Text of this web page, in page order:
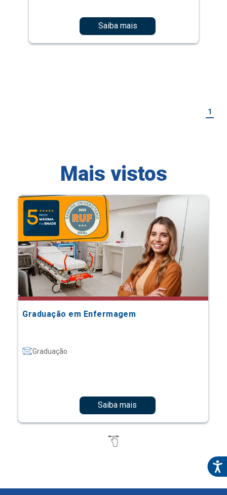
Saiba mais
1
Mais vistos
Graduação em Enfermagem
Graduação
Saiba mais